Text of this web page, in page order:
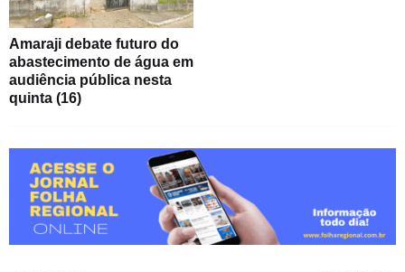
Amaraji debate futuro do
abastecimento de água em
audiência pública nesta
quinta (16)